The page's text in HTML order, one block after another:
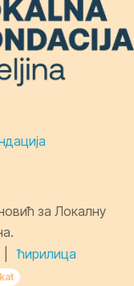
за Локалну
ћирилица